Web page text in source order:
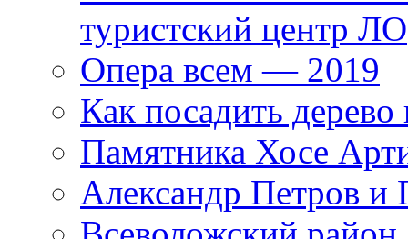
туристский центр ЛО
Опера всем — 2019
Как посадить дерево
Памятника Хосе
Александр Петров и